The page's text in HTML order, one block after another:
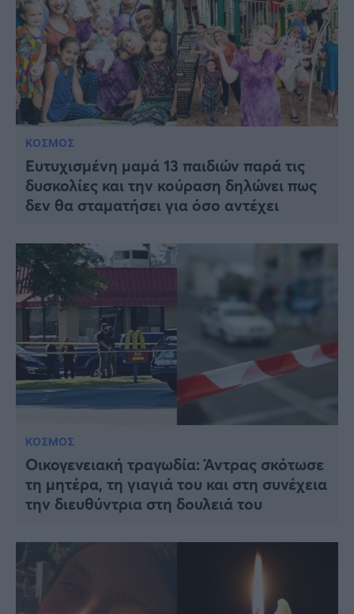
ΚΟΣΜΟΣ
Ευτυχισμένη μαμά 13 παιδιών παρά τις
δυσκολίες και την κούραση δηλώνει πως
δεν θα σταματήσει για όσο αντέχει
ΚΟΣΜΟΣ
Οικογενειακή τραγωδία: Άντρας σκότωσε
τη μητέρα, τη γιαγιά του και στη συνέχεια
την διευθύντρια στη δουλειά του